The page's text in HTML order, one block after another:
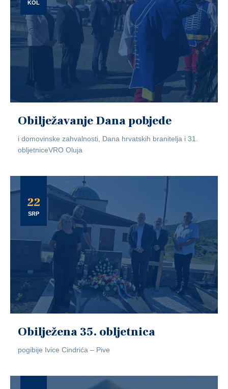
KOL
Obilježavanje Dana pobjede
i domovinske zahvalnosti, Dana hrvatskih branitelja i 31.
obljetniceVRO Oluja
22
SRP
Obilježena 35. obljetnica
pogibije Ivice Cindrića – Pive